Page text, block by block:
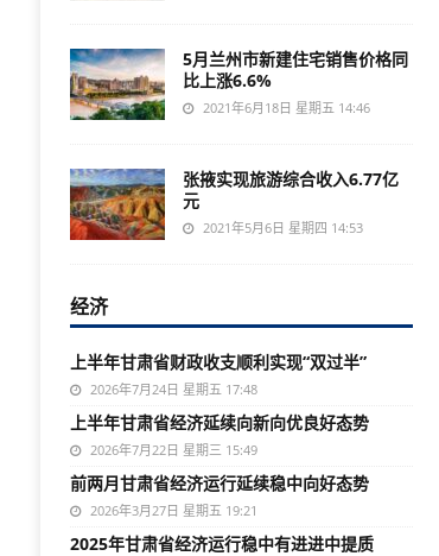
5月兰州市新建住宅销售价格同
比上涨6.6%
2021年6月18日 星期五 14:46
张掖实现旅游综合收入6.77亿
元
2021年5月6日 星期四 14:53
经济
上半年甘肃省财政收支顺利实现“双过半”
2026年7月24日 星期五 17:48
上半年甘肃省经济延续向新向优良好态势
2026年7月22日 星期三 15:49
前两月甘肃省经济运行延续稳中向好态势
2026年3月27日 星期五 19:21
2025年甘肃省经济运行稳中有进进中提质